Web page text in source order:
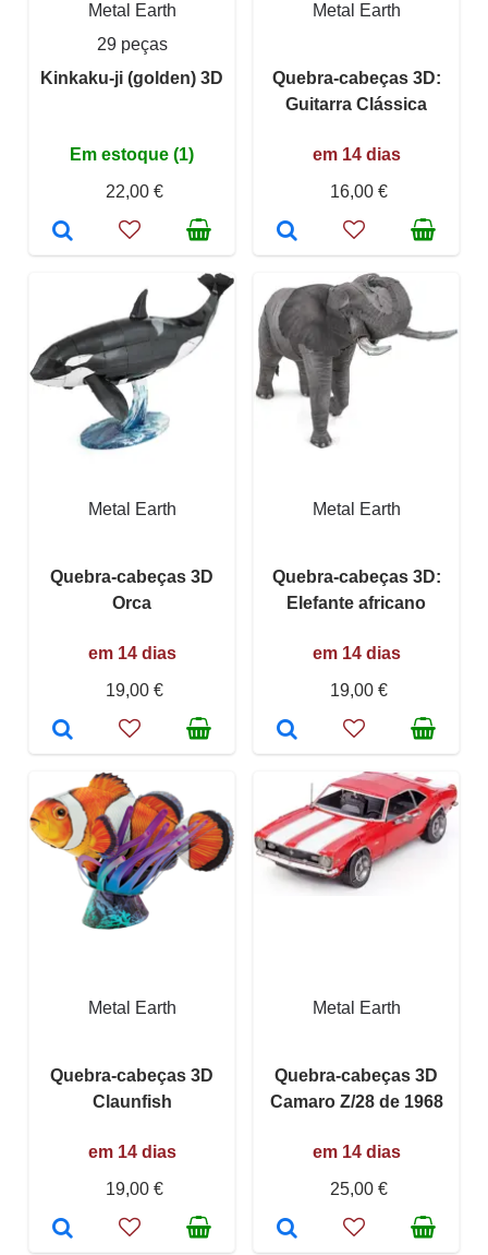
Metal Earth
29 peças
Kinkaku-ji (golden) 3D
Em estoque (1)
22,00 €
Metal Earth
Quebra-cabeças 3D:
Guitarra Clássica
em 14 dias
16,00 €
Metal Earth
Quebra-cabeças 3D
Orca
em 14 dias
19,00 €
Metal Earth
Quebra-cabeças 3D:
Elefante africano
em 14 dias
19,00 €
Metal Earth
Quebra-cabeças 3D
Claunfish
em 14 dias
19,00 €
Metal Earth
Quebra-cabeças 3D
Camaro Z/28 de 1968
em 14 dias
25,00 €